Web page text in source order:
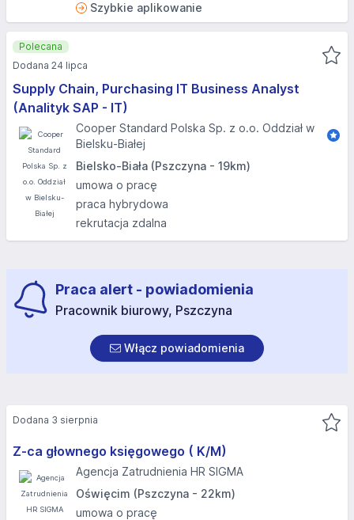
Szybkie aplikowanie
Supply Chain, Purchasing IT Business Analyst
(Analityk SAP - IT)
Cooper Standard Polska Sp. z o.o. Oddział w
Bielsku-Białej
Bielsko-Biała (Pszczyna - 19km)
umowa o pracę
praca hybrydowa
rekrutacja zdalna
Polecana
Dodana 24 lipca
Praca alert - powiadomienia
Pracownik biurowy, Pszczyna
Włącz powiadomienia
Z-ca głownego księgowego ( K/M)
Agencja Zatrudnienia HR SIGMA
Oświęcim (Pszczyna - 22km)
umowa o pracę
Dodana 3 sierpnia